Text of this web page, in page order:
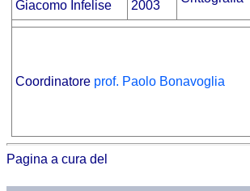
Giacomo Infelise
2003
Coordinatore prof. Paolo Bonavoglia
Pagina a cura del